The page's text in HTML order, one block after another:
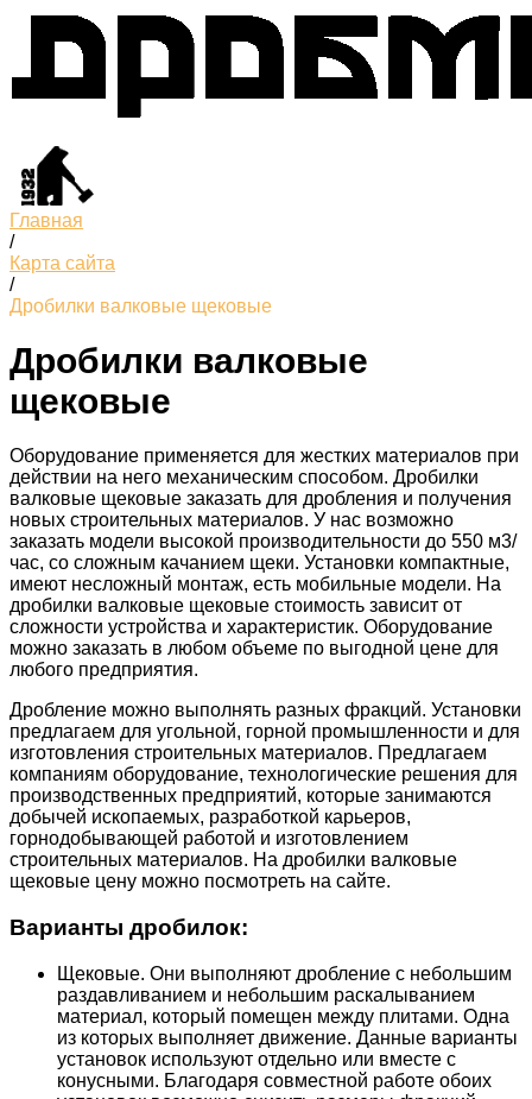
Главная
/
Карта сайта
/
Дробилки валковые щековые
Дробилки валковые
щековые
Оборудование применяется для жестких материалов при
действии на него механическим способом. Дробилки
валковые щековые заказать для дробления и получения
новых строительных материалов. У нас возможно
заказать модели высокой производительности до 550 м3/
час, со сложным качанием щеки. Установки компактные,
имеют несложный монтаж, есть мобильные модели. На
дробилки валковые щековые стоимость зависит от
сложности устройства и характеристик. Оборудование
можно заказать в любом объеме по выгодной цене для
любого предприятия.
Дробление можно выполнять разных фракций. Установки
предлагаем для угольной, горной промышленности и для
изготовления строительных материалов. Предлагаем
компаниям оборудование, технологические решения для
производственных предприятий, которые занимаются
добычей ископаемых, разработкой карьеров,
горнодобывающей работой и изготовлением
строительных материалов. На дробилки валковые
щековые цену можно посмотреть на сайте.
Варианты дробилок:
Щековые. Они выполняют дробление с небольшим
раздавливанием и небольшим раскалыванием
материал, который помещен между плитами. Одна
из которых выполняет движение. Данные варианты
установок используют отдельно или вместе с
конусными. Благодаря совместной работе обоих